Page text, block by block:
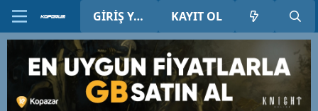
GIRIŞ YAP KAYIT OL